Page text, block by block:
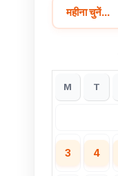
M T
3 4